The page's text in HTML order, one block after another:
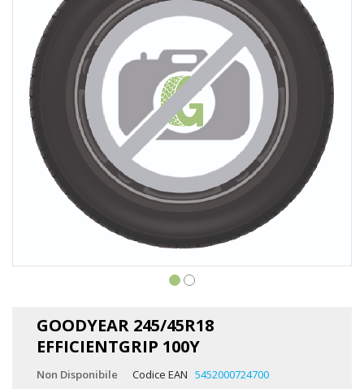
GOODYEAR 245/45R18
EFFICIENTGRIP 100Y
Non Disponibile Codice EAN 5452000724700
immagini
galleria
immagini